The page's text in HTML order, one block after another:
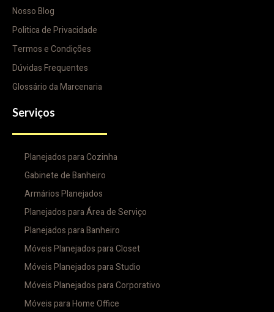
Nosso Blog
Politica de Privacidade
Termos e Condições
Dúvidas Frequentes
Glossário da Marcenaria
Serviços
Planejados para Cozinha
Gabinete de Banheiro
Armários Planejados
Planejados para Área de Serviço
Planejados para Banheiro
Móveis Planejados para Closet
Móveis Planejados para Studio
Móveis Planejados para Corporativo
Móveis para Home Office